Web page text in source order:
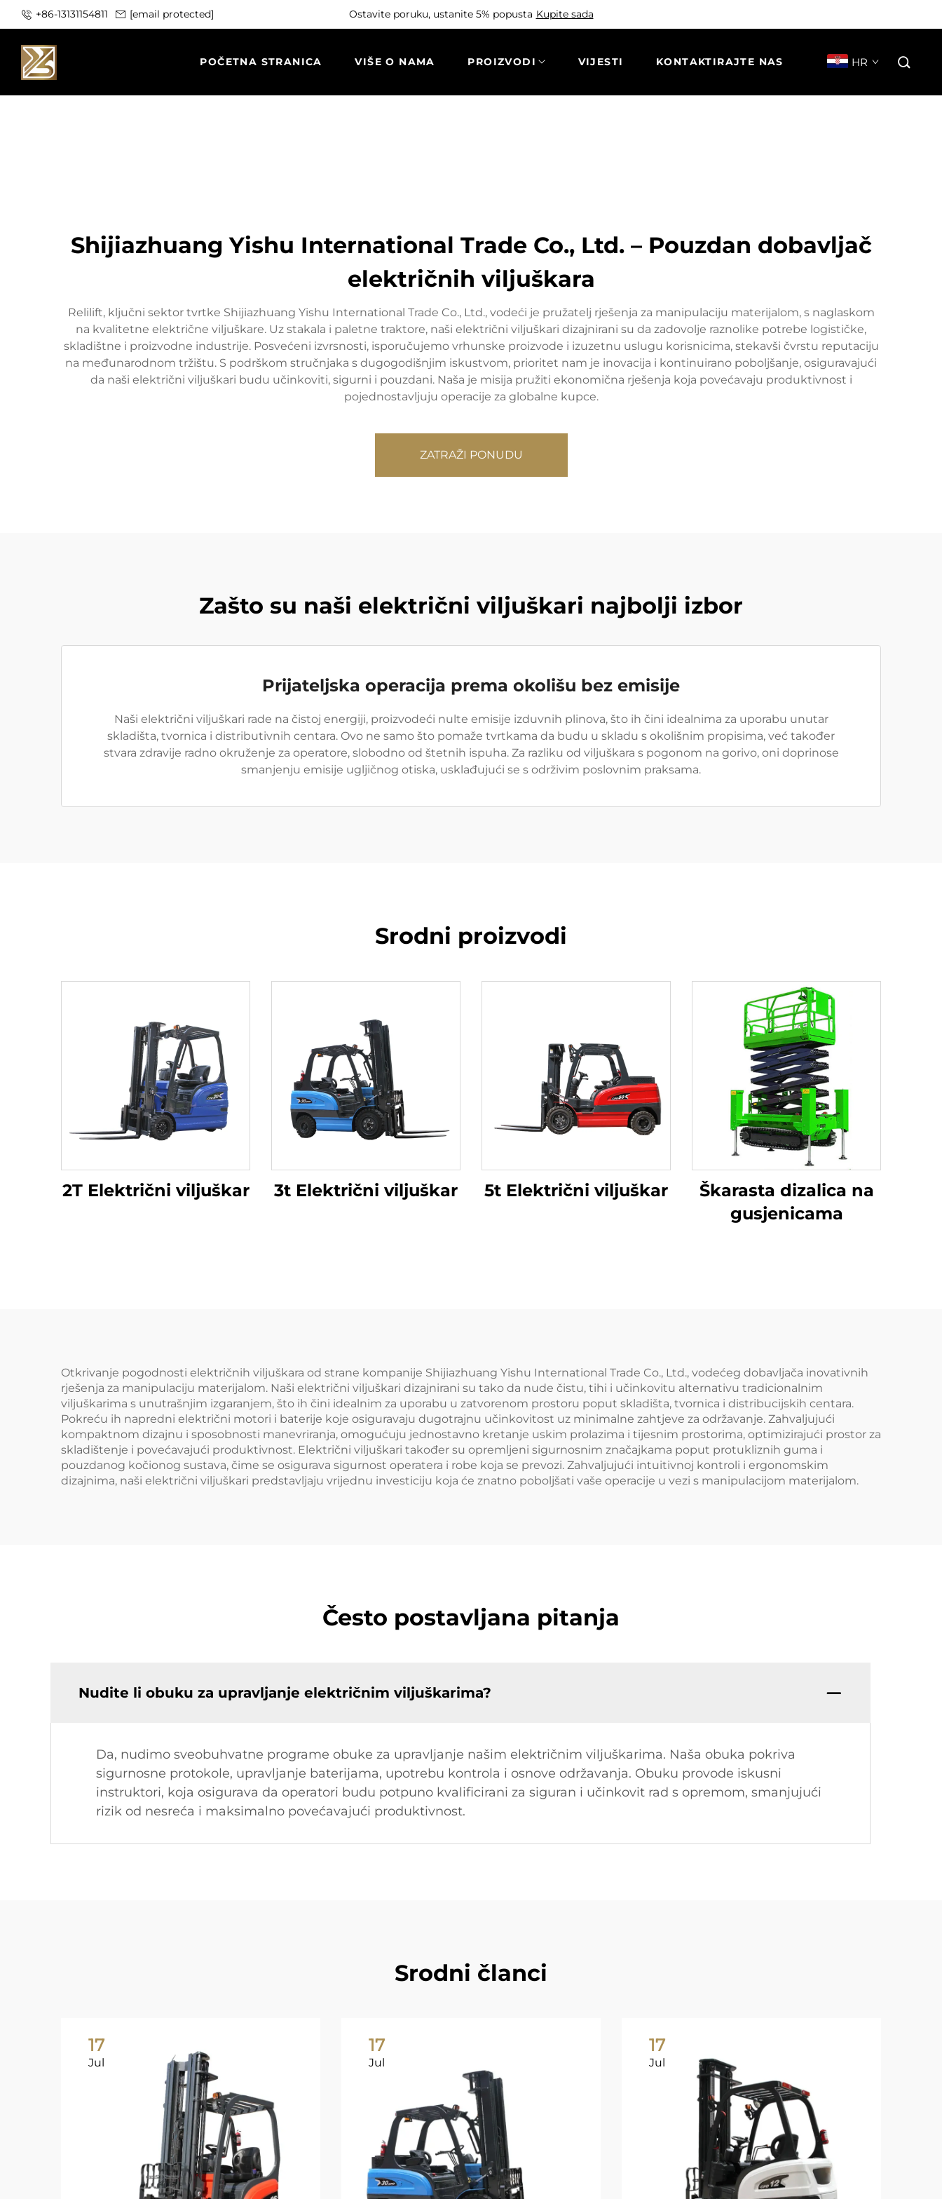
+86-13131154811 [email protected] Ostavite poruku, ustanite 5% popusta Kupite sada
POČETNA STRANICA VIŠE O NAMA PROIZVODI VIJESTI KONTAKTIRAJTE NAS HR
Shijiazhuang Yishu International Trade Co., Ltd. – Pouzdan dobavljač
električnih viljuškara
Relilift, ključni sektor tvrtke Shijiazhuang Yishu International Trade Co., Ltd., vodeći je pružatelj rješenja za manipulaciju materijalom, s naglaskom
na kvalitetne električne viljuškare. Uz stakala i paletne traktore, naši električni viljuškari dizajnirani su da zadovolje raznolike potrebe logističke,
skladištne i proizvodne industrije. Posvećeni izvrsnosti, isporučujemo vrhunske proizvode i izuzetnu uslugu korisnicima, stekavši čvrstu reputaciju
na međunarodnom tržištu. S podrškom stručnjaka s dugogodišnjim iskustvom, prioritet nam je inovacija i kontinuirano poboljšanje, osiguravajući
da naši električni viljuškari budu učinkoviti, sigurni i pouzdani. Naša je misija pružiti ekonomična rješenja koja povećavaju produktivnost i
pojednostavljuju operacije za globalne kupce.
ZATRAŽI PONUDU
Zašto su naši električni viljuškari najbolji izbor
Prijateljska operacija prema okolišu bez emisije
Naši električni viljuškari rade na čistoj energiji, proizvodeći nulte emisije izduvnih plinova, što ih čini idealnima za uporabu unutar
skladišta, tvornica i distributivnih centara. Ovo ne samo što pomaže tvrtkama da budu u skladu s okolišnim propisima, već također
stvara zdravije radno okruženje za operatore, slobodno od štetnih ispuha. Za razliku od viljuškara s pogonom na gorivo, oni doprinose
smanjenju emisije ugljičnog otiska, usklađujući se s održivim poslovnim praksama.
Srodni proizvodi
2T Električni viljuškar 3t Električni viljuškar 5t Električni viljuškar
Škarasta dizalica na
gusjenicama
Otkrivanje pogodnosti električnih viljuškara od strane kompanije Shijiazhuang Yishu International Trade Co., Ltd., vodećeg dobavljača inovativnih
rješenja za manipulaciju materijalom. Naši električni viljuškari dizajnirani su tako da nude čistu, tihi i učinkovitu alternativu tradicionalnim
viljuškarima s unutrašnjim izgaranjem, što ih čini idealnim za uporabu u zatvorenom prostoru poput skladišta, tvornica i distribucijskih centara.
Pokreću ih napredni električni motori i baterije koje osiguravaju dugotrajnu učinkovitost uz minimalne zahtjeve za održavanje. Zahvaljujući
kompaktnom dizajnu i sposobnosti manevriranja, omogućuju jednostavno kretanje uskim prolazima i tijesnim prostorima, optimizirajući prostor za
skladištenje i povećavajući produktivnost. Električni viljuškari također su opremljeni sigurnosnim značajkama poput protukliznih guma i
pouzdanog kočionog sustava, čime se osigurava sigurnost operatera i robe koja se prevozi. Zahvaljujući intuitivnoj kontroli i ergonomskim
dizajnima, naši električni viljuškari predstavljaju vrijednu investiciju koja će znatno poboljšati vaše operacije u vezi s manipulacijom materijalom.
Često postavljana pitanja
Nudite li obuku za upravljanje električnim viljuškarima?
Da, nudimo sveobuhvatne programe obuke za upravljanje našim električnim viljuškarima. Naša obuka pokriva
sigurnosne protokole, upravljanje baterijama, upotrebu kontrola i osnove održavanja. Obuku provode iskusni
instruktori, koja osigurava da operatori budu potpuno kvalificirani za siguran i učinkovit rad s opremom, smanjujući
rizik od nesreća i maksimalno povećavajući produktivnost.
Srodni članci
17
Jul
17
Jul
17
Jul